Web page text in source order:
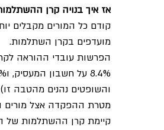
אז איך בנויה קרן
קודם כל המורים מקבלים
מועדפים בקרן השתלמות.
הפרשות עובדי ההוראה לקרן
והשופטים נהנים מהטבה
מטרת ההפקדה אצל מורים
קיימת קרן ההשתלמות של